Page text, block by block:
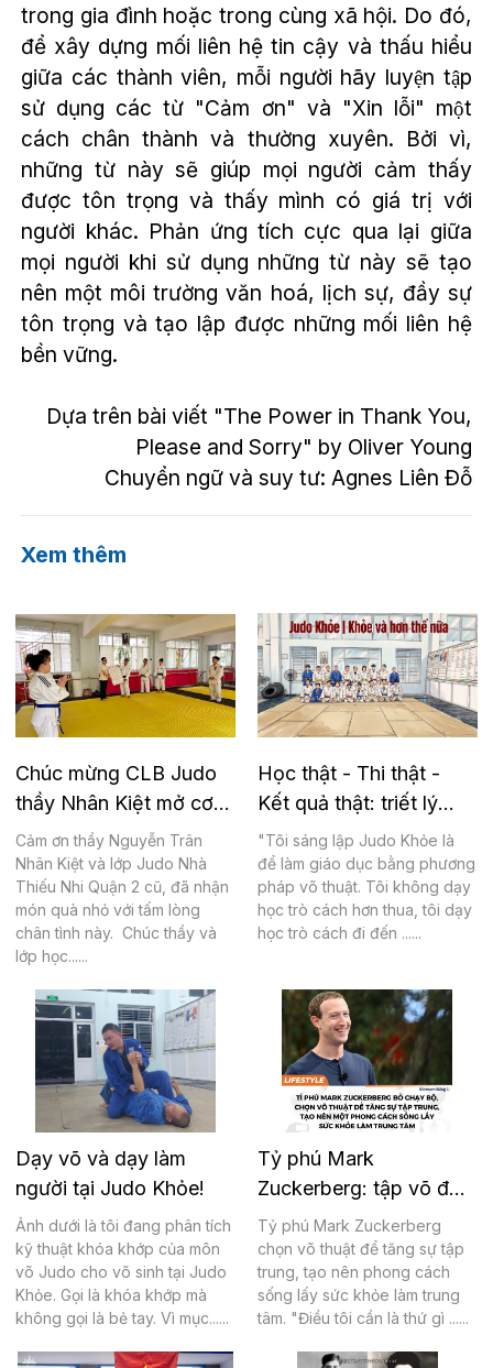
trong gia đình hoặc trong cùng xã hội. Do đó,
để xây dựng mối liên hệ tin cậy và thấu hiểu
giữa các thành viên, mỗi người hãy luyện tập
sử dụng các từ "Cảm ơn" và "Xin lỗi" một
cách chân thành và thường xuyên. Bởi vì,
những từ này sẽ giúp mọi người cảm thấy
được tôn trọng và thấy mình có giá trị với
người khác. Phản ứng tích cực qua lại giữa
mọi người khi sử dụng những từ này sẽ tạo
nên một môi trường văn hoá, lịch sự, đầy sự
tôn trọng và tạo lập được những mối liên hệ
bền vững.
Dựa trên bài viết "The Power in Thank You,
Please and Sorry" by Oliver Young
Chuyển ngữ và suy tư: Agnes Liên Đỗ
Xem thêm
Chúc mừng CLB Judo
thầy Nhân Kiệt mở cơ
sở Nhà thiếu nhi Q.2
Cảm ơn thầy Nguyễn Trân
Nhân Kiệt và lớp Judo Nhà
Thiếu Nhi Quận 2 cũ, đã nhận
món quà nhỏ với tấm lòng
chân tình này. Chúc thầy và
lớp học......
Học thật - Thi thật -
Kết quả thật: triết lý
giáo dục tại Judo Khỏe
"Tôi sáng lập Judo Khỏe là
để làm giáo dục bằng phương
pháp võ thuật. Tôi không dạy
học trò cách hơn thua, tôi dạy
học trò cách đi đến ......
Dạy võ và dạy làm
người tại Judo Khỏe!
Ảnh dưới là tôi đang phân tích
kỹ thuật khóa khớp của môn
võ Judo cho võ sinh tại Judo
Khỏe. Gọi là khóa khớp mà
không gọi là bẻ tay. Vì mục......
Tỷ phú Mark
Zuckerberg: tập võ để
nâng cao tư duy và tập
trung
Tỷ phú Mark Zuckerberg
chọn võ thuật để tăng sự tập
trung, tạo nên phong cách
sống lấy sức khỏe làm trung
tâm. "Điều tôi cần là thứ gì ......